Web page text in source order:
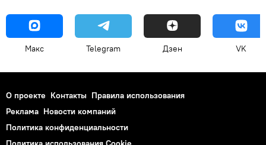
Макс Telegram Дзен VK
О проекте Контакты Правила использования
Реклама Новости компаний
Политика конфиденциальности